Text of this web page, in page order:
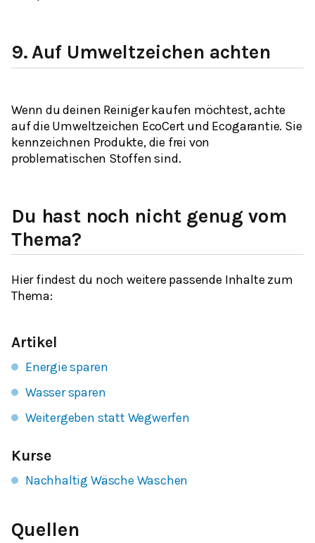
9.Auf Umweltzeichen achten
Wenn du deinen Reiniger kaufen möchtest, achte
auf die Umweltzeichen EcoCert und Ecogarantie. Sie
kennzeichnen Produkte, die frei von
problematischen Stoffen sind.
Du hast noch nicht genug vom
Thema?
Hier findest du noch weitere passende Inhalte zum
Thema:
Artikel
Energie sparen
Wasser sparen
Weitergeben statt Wegwerfen
Kurse
Nachhaltig Wäsche Waschen
Quellen